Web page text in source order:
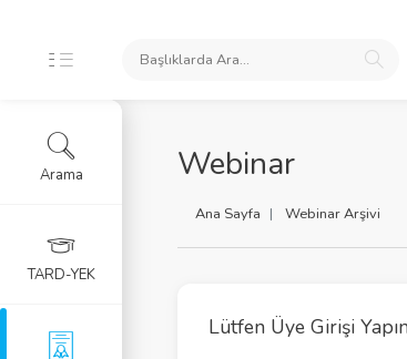
Webinar
Ana Sayfa Webinar Arşivi
Lütfen Üye Girişi
Arama
TARD-YEK